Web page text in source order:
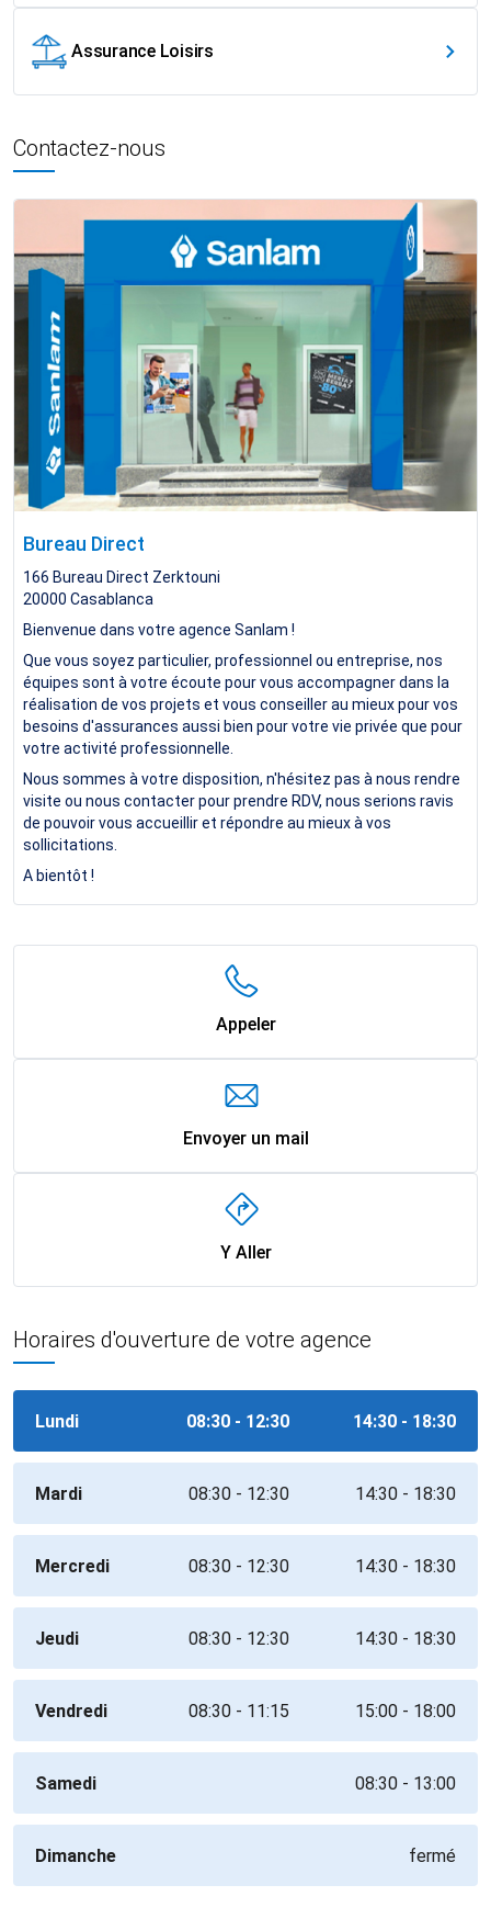
Assurance Loisirs
Contactez-nous
Bureau Direct
166 Bureau Direct Zerktouni
20000 Casablanca
Bienvenue dans votre agence Sanlam !
Que vous soyez particulier, professionnel ou entreprise, nos
équipes sont à votre écoute pour vous accompagner dans la
réalisation de vos projets et vous conseiller au mieux pour vos
besoins d'assurances aussi bien pour votre vie privée que pour
votre activité professionnelle.
Nous sommes à votre disposition, n'hésitez pas à nous rendre
visite ou nous contacter pour prendre RDV, nous serions ravis
de pouvoir vous accueillir et répondre au mieux à vos
sollicitations.
A bientôt !
Appeler
Envoyer un mail
Y Aller
Horaires d'ouverture de votre agence
Lundi 08:30 - 12:30 14:30 - 18:30
Mardi 08:30 - 12:30 14:30 - 18:30
Mercredi 08:30 - 12:30 14:30 - 18:30
Jeudi 08:30 - 12:30 14:30 - 18:30
Vendredi 08:30 - 11:15 15:00 - 18:00
Samedi 08:30 - 13:00
Dimanche fermé